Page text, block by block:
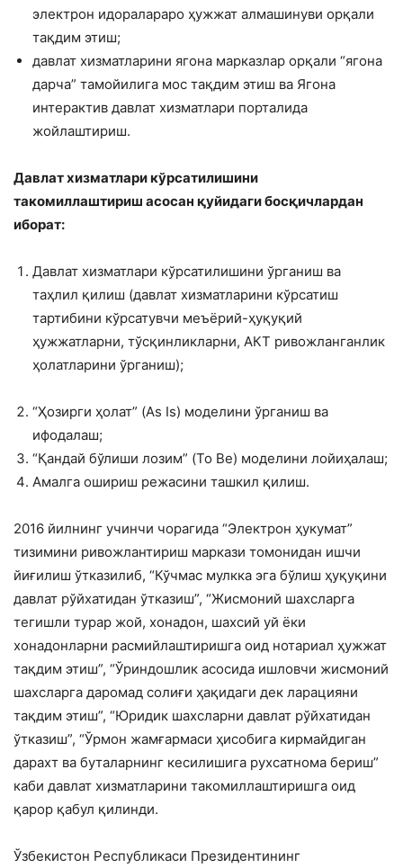
электрон идоралараро ҳужжат алмашинуви орқали
тақдим этиш;
давлат хизматларини ягона марказлар орқали “ягона
дарча” тамойилига мос тақдим этиш ва Ягона
интерактив давлат хизматлари порталида
жойлаштириш.
Давлат хизматлари кўрсатилишини
такомиллаштириш асосан қуйидаги босқичлардан
иборат:
Давлат хизматлари кўрсатилишини ўрганиш ва
таҳлил қилиш (давлат хизматларини кўрсатиш
тартибини кўрсатувчи меъёрий-ҳуқуқий
ҳужжатларни, тўсқинликларни, АКТ ривожланганлик
ҳолатларини ўрганиш);
“Ҳозирги ҳолат” (As Is) моделини ўрганиш ва
ифодалаш;
“Қандай бўлиши лозим” (To Be) моделини лойиҳалаш;
Амалга ошириш режасини ташкил қилиш.
2016 йилнинг учинчи чорагида “Электрон ҳукумат”
тизимини ривожлантириш маркази томонидан ишчи
йиғилиш ўтказилиб, “Кўчмас мулкка эга бўлиш ҳуқуқини
давлат рўйхатидан ўтказиш”, “Жисмоний шахсларга
тегишли турар жой, хонадон, шахсий уй ёки
хонадонларни расмийлаштиришга оид нотариал ҳужжат
тақдим этиш”, “Ўриндошлик асосида ишловчи жисмоний
шахсларга даромад солиғи ҳақидаги дек ларацияни
тақдим этиш”, “Юридик шахсларни давлат рўйхатидан
ўтказиш”, “Ўрмон жамғармаси ҳисобига кирмайдиган
дарахт ва буталарнинг кесилишига рухсатнома бериш”
каби давлат хизматларини такомиллаштиришга оид
қарор қабул қилинди.
Ўзбекистон Республикаси Президентининг